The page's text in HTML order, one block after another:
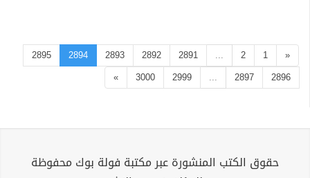
«
1
2
...
2891
2892
2893
2894
2895
2896
2897
...
2999
3000
»
حقوق الكتب المنشورة عبر مكتبة فولة بوك محفوظة